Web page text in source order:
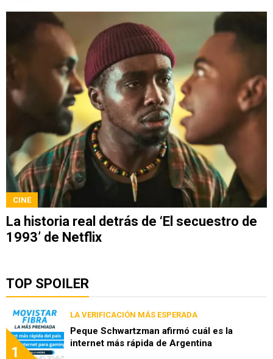
CINE
La historia real detrás de ‘El secuestro de
1993’ de Netflix
TOP SPOILER
1
LA VERIFICACIÓN MÁS ESPERADA
Peque Schwartzman afirmó cuál es la
internet más rápida de Argentina